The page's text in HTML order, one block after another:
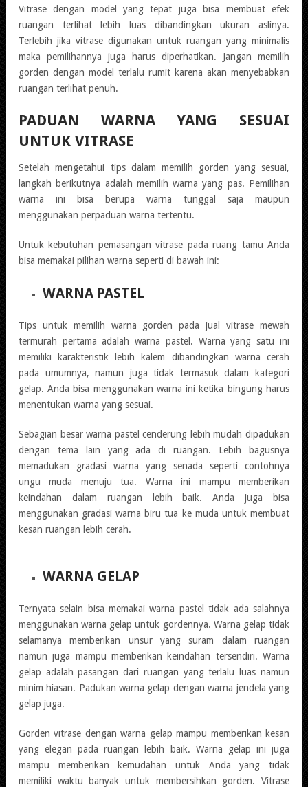
Vitrase dengan model yang tepat juga bisa membuat efek
ruangan terlihat lebih luas dibandingkan ukuran aslinya.
Terlebih jika vitrase digunakan untuk ruangan yang minimalis
maka pemilihannya juga harus diperhatikan. Jangan memilih
gorden dengan model terlalu rumit karena akan menyebabkan
ruangan terlihat penuh.
PADUAN WARNA YANG SESUAI
UNTUK VITRASE
Setelah mengetahui tips dalam memilih gorden yang sesuai,
langkah berikutnya adalah memilih warna yang pas. Pemilihan
warna ini bisa berupa warna tunggal saja maupun
menggunakan perpaduan warna tertentu.
Untuk kebutuhan pemasangan vitrase pada ruang tamu Anda
bisa memakai pilihan warna seperti di bawah ini:
WARNA PASTEL
Tips untuk memilih warna gorden pada jual vitrase mewah
termurah pertama adalah warna pastel. Warna yang satu ini
memiliki karakteristik lebih kalem dibandingkan warna cerah
pada umumnya, namun juga tidak termasuk dalam kategori
gelap. Anda bisa menggunakan warna ini ketika bingung harus
menentukan warna yang sesuai.
Sebagian besar warna pastel cenderung lebih mudah dipadukan
dengan tema lain yang ada di ruangan. Lebih bagusnya
memadukan gradasi warna yang senada seperti contohnya
ungu muda menuju tua. Warna ini mampu memberikan
keindahan dalam ruangan lebih baik. Anda juga bisa
menggunakan gradasi warna biru tua ke muda untuk membuat
kesan ruangan lebih cerah.
WARNA GELAP
Ternyata selain bisa memakai warna pastel tidak ada salahnya
menggunakan warna gelap untuk gordennya. Warna gelap tidak
selamanya memberikan unsur yang suram dalam ruangan
namun juga mampu memberikan keindahan tersendiri. Warna
gelap adalah pasangan dari ruangan yang terlalu luas namun
minim hiasan. Padukan warna gelap dengan warna jendela yang
gelap juga.
Gorden vitrase dengan warna gelap mampu memberikan kesan
yang elegan pada ruangan lebih baik. Warna gelap ini juga
mampu memberikan kemudahan untuk Anda yang tidak
memiliki waktu banyak untuk membersihkan gorden. Vitrase